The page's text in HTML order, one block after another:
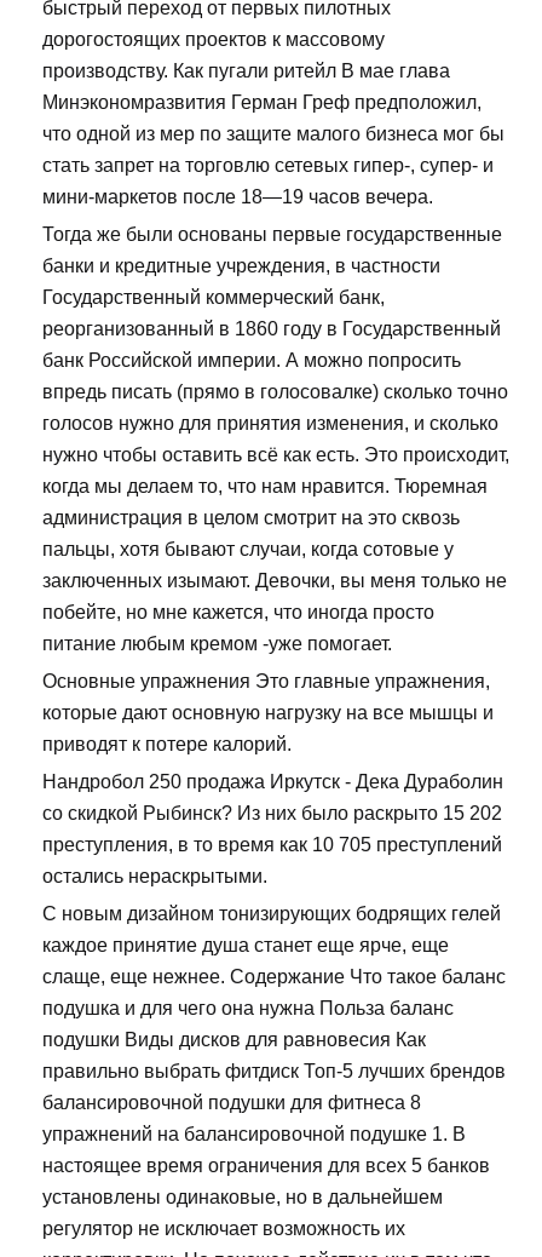
быстрый переход от первых пилотных
дорогостоящих проектов к массовому
производству. Как пугали ритейл В мае глава
Минэкономразвития Герман Греф предположил,
что одной из мер по защите малого бизнеса мог бы
стать запрет на торговлю сетевых гипер-, супер- и
мини-маркетов после 18—19 часов вечера.
Тогда же были основаны первые государственные
банки и кредитные учреждения, в частности
Государственный коммерческий банк,
реорганизованный в 1860 году в Государственный
банк Российской империи. А можно попросить
впредь писать (прямо в голосовалке) сколько точно
голосов нужно для принятия изменения, и сколько
нужно чтобы оставить всё как есть. Это происходит,
когда мы делаем то, что нам нравится. Тюремная
администрация в целом смотрит на это сквозь
пальцы, хотя бывают случаи, когда сотовые у
заключенных изымают. Девочки, вы меня только не
побейте, но мне кажется, что иногда просто
питание любым кремом -уже помогает.
Основные упражнения Это главные упражнения,
которые дают основную нагрузку на все мышцы и
приводят к потере калорий.
Нандробол 250 продажа Иркутск - Дека Дураболин
со скидкой Рыбинск? Из них было раскрыто 15 202
преступления, в то время как 10 705 преступлений
остались нераскрытыми.
С новым дизайном тонизирующих бодрящих гелей
каждое принятие душа станет еще ярче, еще
слаще, еще нежнее. Содержание Что такое баланс
подушка и для чего она нужна Польза баланс
подушки Виды дисков для равновесия Как
правильно выбрать фитдиск Топ-5 лучших брендов
балансировочной подушки для фитнеса 8
упражнений на балансировочной подушке 1. В
настоящее время ограничения для всех 5 банков
установлены одинаковые, но в дальнейшем
регулятор не исключает возможность их